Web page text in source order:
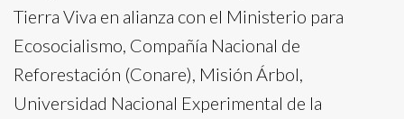
Tierra Viva en alianza con el Ministerio para
Ecosocialismo, Compañía Nacional de
Reforestación (Conare), Misión Árbol,
Universidad Nacional Experimental de la